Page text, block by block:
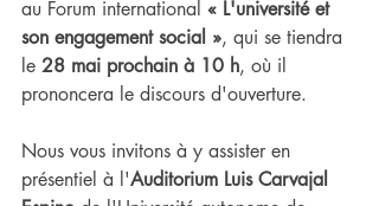
au Forum international « L'université et
son engagement social », qui se tiendra
le 28 mai prochain à 10 h, où il
prononcera le discours d'ouverture.
Nous vous invitons à y assister en
présentiel à l'Auditorium Luis Carvajal